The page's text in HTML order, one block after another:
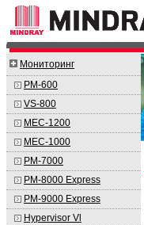
Мониторинг
PM-600
VS-800
MEC-1200
MEC-1000
PM-7000
PM-8000 Express
PM-9000 Express
Hypervisor Vl